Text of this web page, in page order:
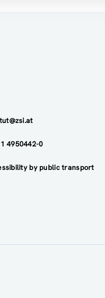
4950442-0
by public transport